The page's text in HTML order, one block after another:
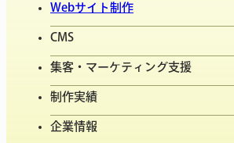
Webサイト制作
CMS
集客・マーケティング支援
制作実績
企業情報